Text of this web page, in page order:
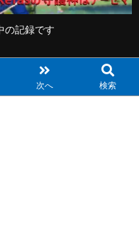
の記録です
次へ 検索